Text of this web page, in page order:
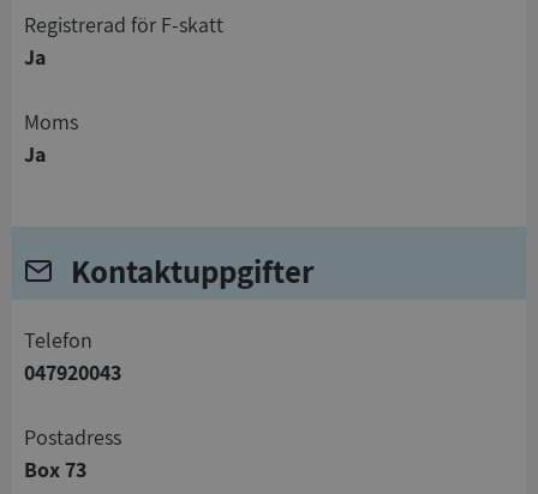
registrerad för F-skatt
Ja
Moms
Ja
Kontaktuppgifter
telefon
047920043
Postadress
Box 73